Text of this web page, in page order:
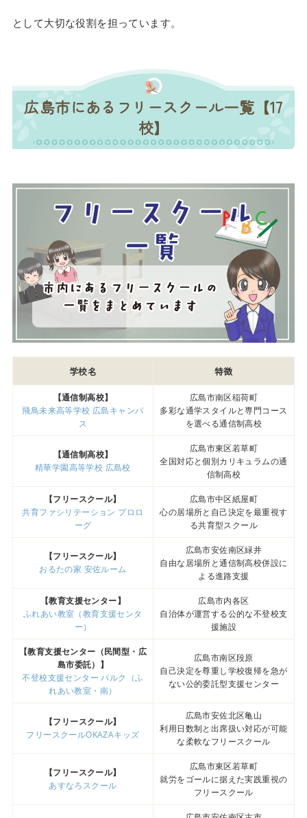
として大切な役割を担っています。
広島市にあるフリースクール一覧【17
校】
学校名 特徴
【通信制高校】
飛鳥未来高等学校 広島キャンパ
ス
広島市南区稲荷町
多彩な通学スタイルと専門コース
を選べる通信制高校
【通信制高校】
精華学園高等学校 広島校
広島市東区若草町
全国対応と個別カリキュラムの通
信制高校
【フリースクール】
共育ファシリテーション プロロ
ーグ
広島市中区紙屋町
心の居場所と自己決定を最重視す
る共育型スクール
【フリースクール】
おるたの家 安佐ルーム
広島市安佐南区緑井
自由な居場所と通信制高校併設に
よる進路支援
【教育支援センター】
ふれあい教室（教育支援センタ
ー）
広島市内各区
自治体が運営する公的な不登校支
援施設
【教育支援センター（民間型・広
島市委託）】
不登校支援センター パルク（ふ
れあい教室・南）
広島市南区段原
自己決定を尊重し学校復帰を急が
ない公的委託型支援センター
【フリースクール】
フリースクールOKAZAキッズ
広島市安佐北区亀山
利用日数制と出席扱い対応が可能
な柔軟なフリースクール
【フリースクール】
あすなろスクール
広島市東区若草町
就労をゴールに据えた実践重視の
フリースクール